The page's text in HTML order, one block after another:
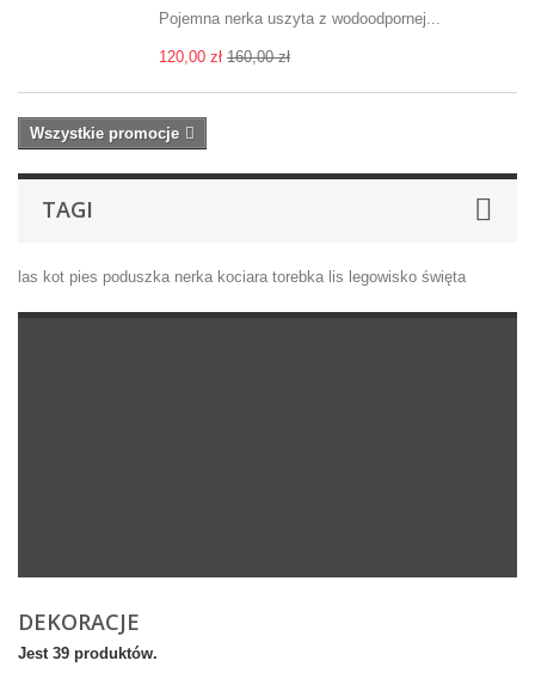
Pojemna nerka uszyta z wodoodpornej...
120,00 zł 160,00 zł
Wszystkie promocje
TAGI
las kot pies poduszka nerka kociara torebka lis legowisko święta
DEKORACJE
Jest 39 produktów.